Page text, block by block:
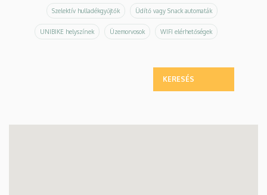
Szelektív hulladékgyűjtők Üdítő vagy Snack automaták
UNIBIKE helyszínek Üzemorvosok WIFI elérhetőségek